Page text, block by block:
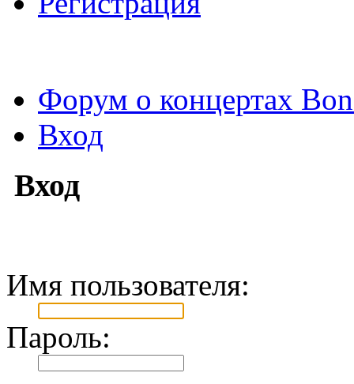
Форум о концертах
Вход
Вход
Имя пользователя:
Пароль: